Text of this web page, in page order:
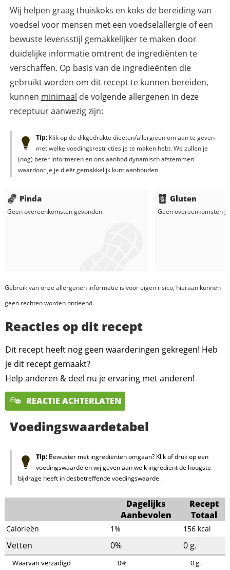
Wij helpen graag thuiskoks en koks de bereiding van
voedsel voor mensen met een voedselallergie of een
bewuste levensstijl gemakkelijker te maken door
duidelijke informatie omtrent de ingrediënten te
verschaffen. Op basis van de ingredieënten die
gebruikt worden om dit recept te kunnen bereiden,
kunnen minimaal de volgende allergenen in deze
receptuur aanwezig zijn:
Tip:Klik op de dikgedrukte dieëten/allergieën om aan te geven
met welke voedingsrestricties je te maken hebt. We zullen je
(nog) beter informeren en ons aanbod dynamisch afstemmen
waardoor je je dieët gemakkelijk kunt aanhouden.
Pinda
Geen overeenkomsten gevonden.
Gluten
Geen overeenkomsten
Gebruik van onze allergenen informatie is voor eigen risico, hieraan kunnen
geen rechten worden ontleend.
Reacties op dit recept
Dit recept heeft nog geen waarderingen gekregen! Heb
je dit recept gemaakt?
Help anderen & deel nu je ervaring met anderen!
REACTIE ACHTERLATEN
Voedingswaardetabel
Tip:Bewuster met ingrediënten omgaan? Klik of druk op een
voedingswaarde en wij geven aan welk ingrediënt de hoogste
bijdrage heeft in desbetreffende voedingswaarde.
Dagelijks
Aanbevolen
Recept
Totaal
Calorieën 1% 156 kcal
Vetten 0% 0 g.
Waarvan verzadigd 0% 0g.